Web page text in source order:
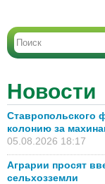
Новости
Ставропольского
колонию за
05.08.2026 18:17
Аграрии просят
сельхозземли